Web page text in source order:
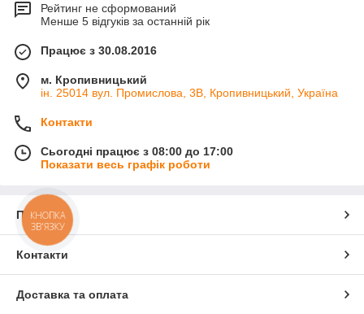
Рейтинг не сформований
Менше 5 відгуків за останній рік
Працює з 30.08.2016
м. Кропивницький
ін. 25014 вул. Промислова, 3В, Кропивницький, Україна
Контакти
Сьогодні працює з 08:00 до 17:00
Показати весь графік роботи
Про нас
Контакти
Доставка та оплата
КНОПКА
ЗВ'ЯЗКУ